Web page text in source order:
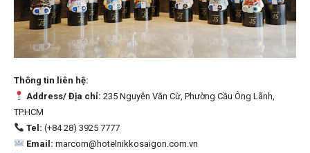
Thông tin liên hệ:
Address/ Địa chỉ: 235 Nguyễn Văn Cừ, Phường Cầu Ông Lãnh,
TP.HCM
Tel: (+84 28) 3925 7777
Email: marcom@hotelnikkosaigon.com.vn